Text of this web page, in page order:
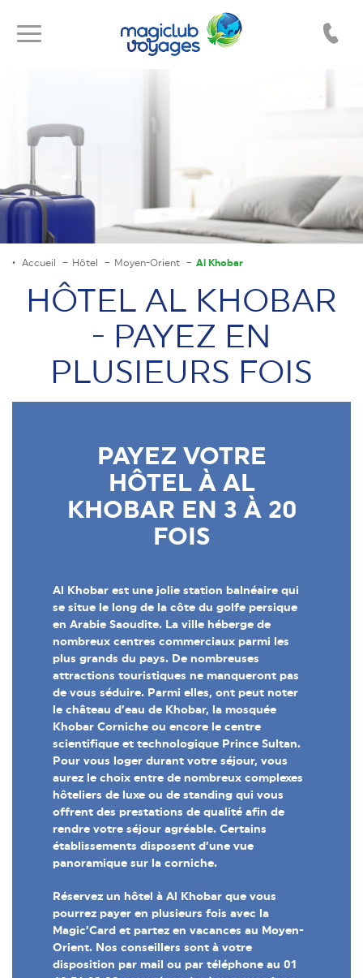
Toggle
Toggle
navigation
Accueil Hôtel Moyen-Orient Al Khobar
HÔTEL AL KHOBAR
- PAYEZ EN
PLUSIEURS FOIS
PAYEZ VOTRE
HÔTEL À AL
KHOBAR EN 3 À 20
FOIS
Al Khobar est une jolie station balnéaire qui
se situe le long de la côte du golfe persique
en Arabie Saoudite. La ville héberge de
nombreux centres commerciaux parmi les
plus grands du pays. De nombreuses
attractions touristiques ne manqueront pas
de vous séduire. Parmi elles, ont peut noter
le château d’eau de Khobar, la mosquée
Khobar Corniche ou encore le centre
scientifique et technologique Prince Sultan.
Pour vous loger durant votre séjour, vous
aurez le choix entre de nombreux complexes
hôteliers de luxe ou de standing qui vous
offrent des prestations de qualité afin de
rendre votre séjour agréable. Certains
établissements disposent d’une vue
panoramique sur la corniche.
Réservez un hôtel à Al Khobar que vous
pourrez payer en plusieurs fois avec la
Magic’Card et partez en vacances au Moyen-
Orient. Nos conseillers sont à votre
disposition par mail ou par téléphone au 01